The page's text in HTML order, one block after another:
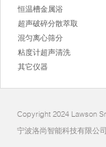
恒温槽金属浴
超声破碎分散萃取
混匀离心筛分
粘度计超声清洗
其它仪器
Copyright 2024 Lawson
宁波洛尚智能科技有限公